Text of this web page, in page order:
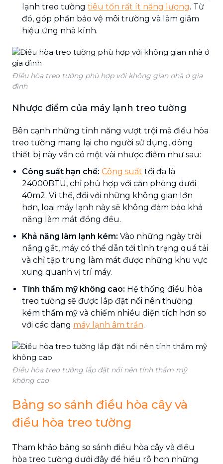
lạnh treo tường tiêu tốn rất ít năng lượng. Từ
đó, góp phần bảo vệ môi trường và làm giảm
hiệu ứng nhà kính.
Điều hòa treo tường phù hợp với không gian nhà ở gia
đình
Nhược điểm của máy lạnh treo tường
Bên cạnh những tính năng vượt trội mà điều hòa
treo tường mang lại cho người sử dụng, dòng
thiết bị này vẫn có một vài nhược điểm như sau:
Công suất hạn chế: Công suất tối đa là
24000BTU, chỉ phù hợp với căn phòng dưới
40m2. Vì thế, đối với những không gian lớn
hơn, loại máy lạnh này sẽ không đảm bảo khả
năng làm mát đồng đều.
Khả năng làm lạnh kém: Vào những ngày trời
nắng gắt, máy có thể dẫn tới tình trạng quá tải
và chỉ tập trung làm mát được những khu vực
xung quanh vị trí máy.
Tính thẩm mỹ không cao: Hệ thống điều hòa
treo tường sẽ được lắp đặt nổi nên thường
kém thẩm mỹ và chiếm nhiều diện tích hơn so
với các dạng máy lạnh âm trần.
Điều hòa treo tường lắp đặt nổi nên tính thẩm mỹ
không cao
Bảng so sánh điều hòa cây và
điều hòa treo tường
Tham khảo bảng so sánh điều hòa cây và điều
hòa treo tường dưới đây để hiểu rõ hơn những